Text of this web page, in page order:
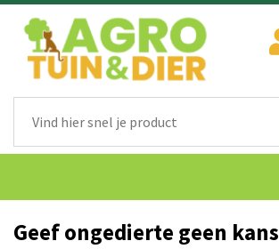
Geef ongedierte geen kans